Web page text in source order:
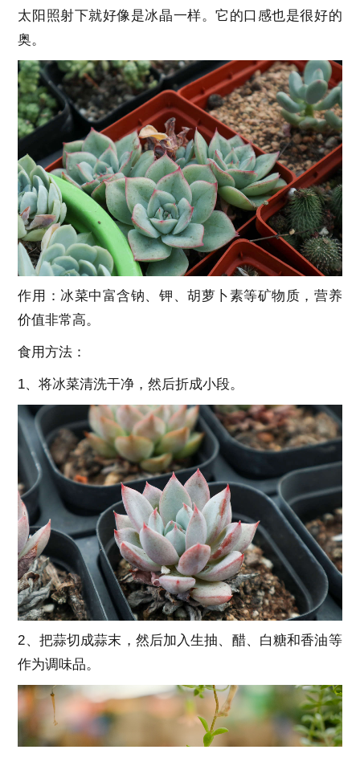
太阳照射下就好像是冰晶一样。它的口感也是很好的
奥。
作用：冰菜中富含钠、钾、胡萝卜素等矿物质，营养
价值非常高。
食用方法：
1、将冰菜清洗干净，然后折成小段。
2、把蒜切成蒜末，然后加入生抽、醋、白糖和香油等
作为调味品。